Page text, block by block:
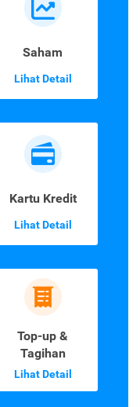
Saham
Lihat Detail
Kartu Kredit
Lihat Detail
Top-up &
Tagihan
Lihat Detail